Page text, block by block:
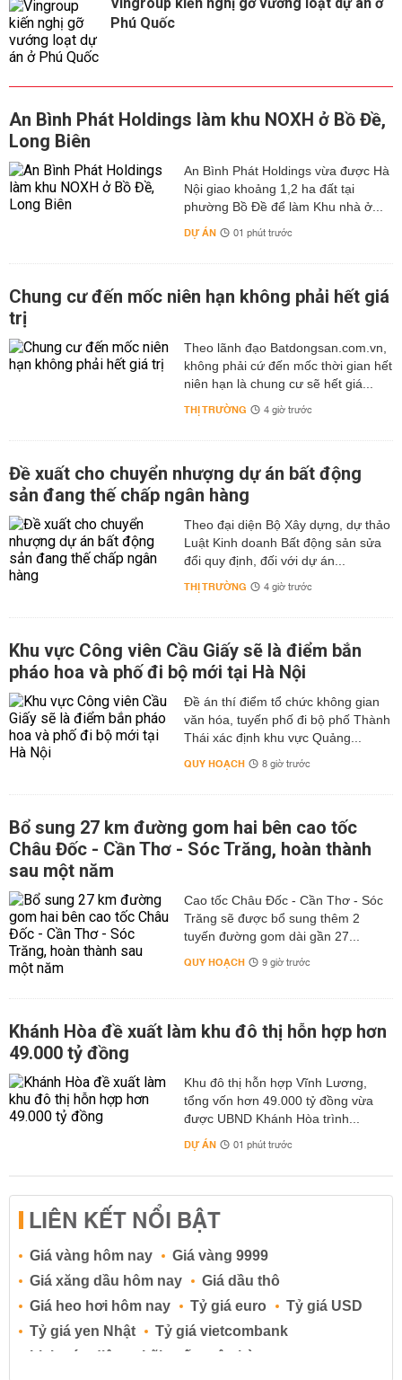
Vingroup kiến nghị gỡ vướng loạt dự án ở
Phú Quốc
An Bình Phát Holdings làm khu NOXH ở Bồ Đề,
Long Biên
An Bình Phát Holdings vừa được Hà
Nội giao khoảng 1,2 ha đất tại
phường Bồ Đề để làm Khu nhà ở...
DỰ ÁN 01 phút trước
Chung cư đến mốc niên hạn không phải hết giá
trị
Theo lãnh đạo Batdongsan.com.vn,
không phải cứ đến mốc thời gian hết
niên hạn là chung cư sẽ hết giá...
THỊ TRƯỜNG 4 giờ trước
Đề xuất cho chuyển nhượng dự án bất động
sản đang thế chấp ngân hàng
Theo đại diện Bộ Xây dựng, dự thảo
Luật Kinh doanh Bất động sản sửa
đổi quy định, đối với dự án...
THỊ TRƯỜNG 4 giờ trước
Khu vực Công viên Cầu Giấy sẽ là điểm bắn
pháo hoa và phố đi bộ mới tại Hà Nội
Đề án thí điểm tổ chức không gian
văn hóa, tuyến phố đi bộ phố Thành
Thái xác định khu vực Quảng...
QUY HOẠCH 8 giờ trước
Bổ sung 27 km đường gom hai bên cao tốc
Châu Đốc - Cần Thơ - Sóc Trăng, hoàn thành
sau một năm
Cao tốc Châu Đốc - Cần Thơ - Sóc
Trăng sẽ được bổ sung thêm 2
tuyến đường gom dài gần 27...
QUY HOẠCH 9 giờ trước
Khánh Hòa đề xuất làm khu đô thị hỗn hợp hơn
49.000 tỷ đồng
Khu đô thị hỗn hợp Vĩnh Lương,
tổng vốn hơn 49.000 tỷ đồng vừa
được UBND Khánh Hòa trình...
DỰ ÁN 01 phút trước
LIÊN KẾT NỔI BẬT
Giá vàng hôm nay
Giá vàng 9999
Giá xăng dầu hôm nay
Giá dầu thô
Giá heo hơi hôm nay
Tỷ giá euro
Tỷ giá USD
Tỷ giá yen Nhật
Tỷ giá vietcombank
Lịch cúp điện
Lãi suất ngân hàng